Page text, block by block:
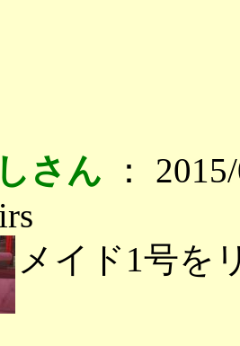
さん ：
メイド1号を